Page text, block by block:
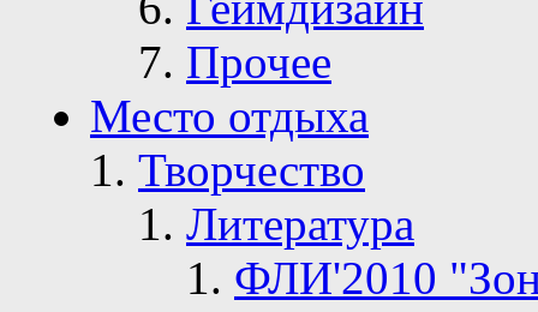
Прочее
Место отдыха
Творчество
Литература
ФЛИ'2010